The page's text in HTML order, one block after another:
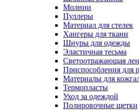
Молнии
Пуллеры
Материал для стелек
Хангеры для ткани
Шнуры для одежды
Эластичная тесьма
Светоотражающая
Приспособления для
Материалы для
Термопласты
Уход за одеждой
Полировочные щетки